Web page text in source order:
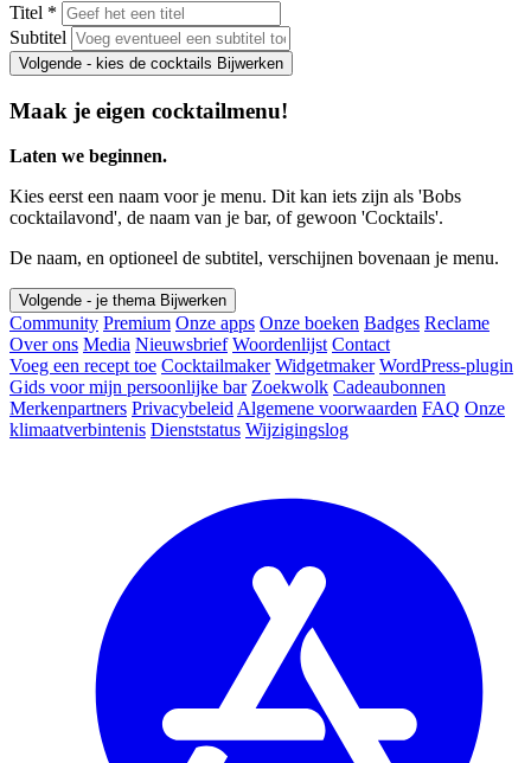
Titel *
Subtitel
Volgende - kies de cocktails Bijwerken
Maak je eigen cocktailmenu!
Laten we beginnen.
Kies eerst een naam voor je menu. Dit kan iets zijn als 'Bobs
cocktailavond', de naam van je bar, of gewoon 'Cocktails'.
De naam, en optioneel de subtitel, verschijnen bovenaan je menu.
Volgende - je thema Bijwerken
Community Premium Onze apps Onze boeken Badges Reclame
Over ons Media Nieuwsbrief Woordenlijst Contact
Voeg een recept toe Cocktailmaker Widgetmaker WordPress-plugin
Gids voor mijn persoonlijke bar Zoekwolk Cadeaubonnen
Merkenpartners Privacybeleid Algemene voorwaarden FAQ Onze
klimaatverbintenis Dienststatus Wijzigingslog